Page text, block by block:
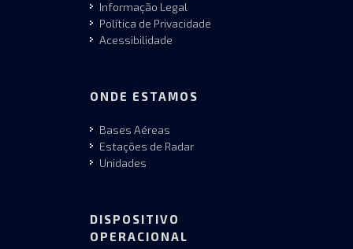
Informação Legal
Política de Privacidade
Acessibilidade
ONDE ESTAMOS
Bases Aéreas
Estações de Radar
Unidades
DISPOSITIVO
OPERACIONAL